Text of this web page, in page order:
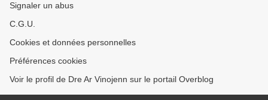
Signaler un abus
C.G.U.
Cookies et données personnelles
Préférences cookies
Voir le profil de Dre Ar Vinojenn sur le portail Overblog